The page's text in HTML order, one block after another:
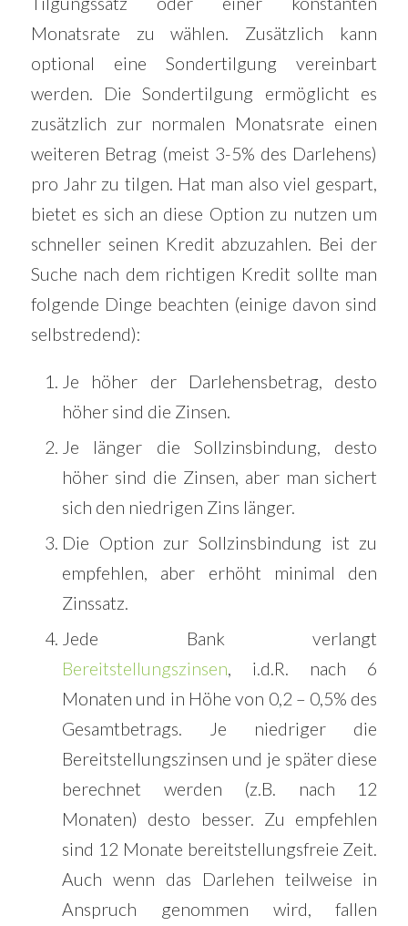
Monatsrate zu wählen. Zusätzlich kann
optional eine Sondertilgung vereinbart
werden. Die Sondertilgung ermöglicht es
zusätzlich zur normalen Monatsrate einen
weiteren Betrag (meist 3-5% des Darlehens)
pro Jahr zu tilgen. Hat man also viel gespart,
bietet es sich an diese Option zu nutzen um
schneller seinen Kredit abzuzahlen. Bei der
Suche nach dem richtigen Kredit sollte man
folgende Dinge beachten (einige davon sind
selbstredend):
Je höher der Darlehensbetrag, desto
höher sind die Zinsen.
Je länger die Sollzinsbindung, desto
höher sind die Zinsen, aber man sichert
sich den niedrigen Zins länger.
Die Option zur Sollzinsbindung ist zu
empfehlen, aber erhöht minimal den
Zinssatz.
Jede Bank verlangt
Bereitstellungszinsen, i.d.R. nach 6
Monaten und in Höhe von 0,2 – 0,5% des
Gesamtbetrags. Je niedriger die
Bereitstellungszinsen und je später diese
berechnet werden (z.B. nach 12
Monaten) desto besser. Zu empfehlen
sind 12 Monate bereitstellungsfreie Zeit.
Auch wenn das Darlehen teilweise in
Anspruch genommen wird, fallen